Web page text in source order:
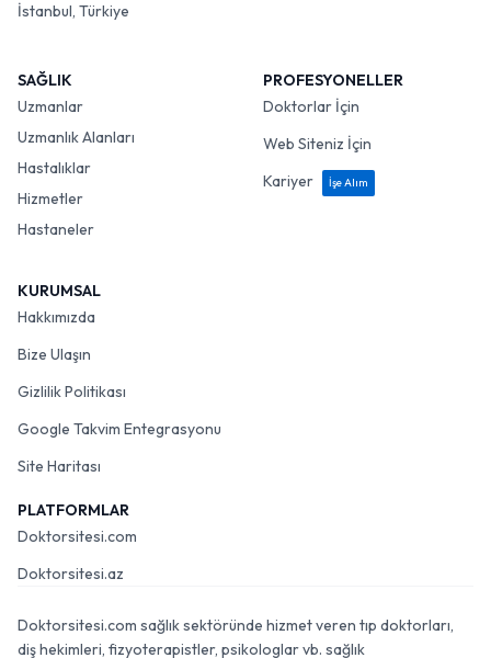
İstanbul, Türkiye
SAĞLIK
Uzmanlar
Uzmanlık Alanları
Hastalıklar
Hizmetler
Hastaneler
PROFESYONELLER
Doktorlar İçin
Web Siteniz İçin
Kariyer
İşe Alım
KURUMSAL
Hakkımızda
Bize Ulaşın
Gizlilik Politikası
Google Takvim Entegrasyonu
Site Haritası
PLATFORMLAR
Doktorsitesi.com
Doktorsitesi.az
Doktorsitesi.com sağlık sektöründe hizmet veren tıp doktorları,
diş hekimleri, fizyoterapistler, psikologlar vb. sağlık